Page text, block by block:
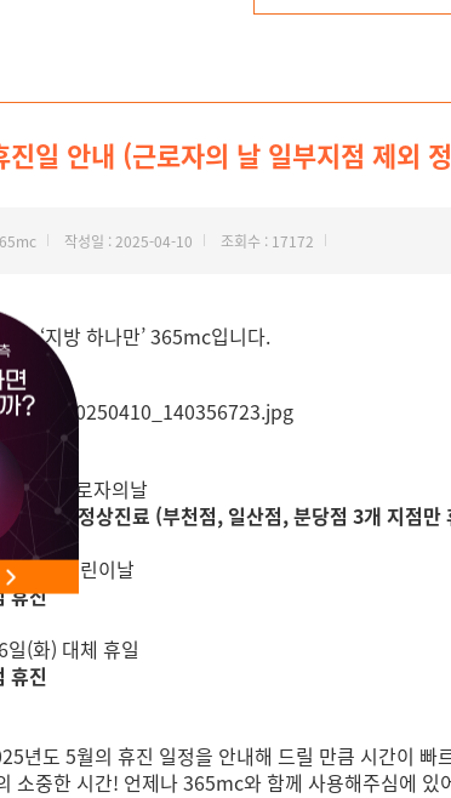
진일 안내 (근로자의 날 일부지점 제외
작성일 : 2025-04-10 조회수 : 17172
요. ‘지방 하나만’ 365mc입니다.
(목) 근로자의날
전 지점 정상진료 (부천점, 일산점, 분당점 3개 지점만
일(월) 어린이날
휴진
일(화) 대체 휴일
휴진
년도 5월의 휴진 일정을 안내해 드릴 만큼 시간이 빠
소중한 시간! 언제나 365mc와 함께 사용해주심에 있